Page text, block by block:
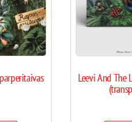
Leevi And The